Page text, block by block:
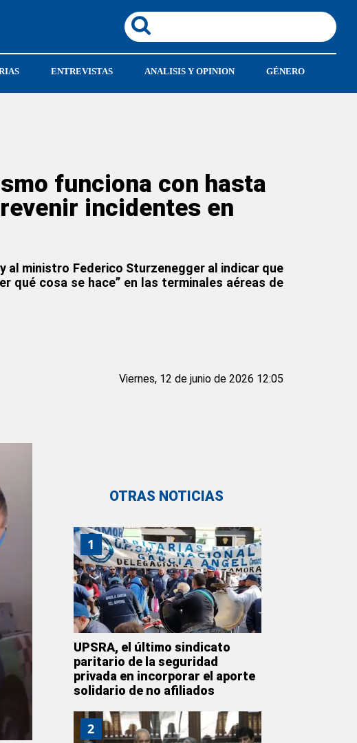
ENTREVISTAS ANALISIS Y OPINION GÉNERO
funciona con hasta
incidentes en
al ministro Federico Sturzenegger al indicar que
qué cosa se hace” en las terminales aéreas de
Viernes, 12 de junio de 2026 12:05
OTRAS NOTICIAS
1
UPSRA, el último sindicato
paritario de la seguridad
privada en incorporar el aporte
solidario de no afiliados
2